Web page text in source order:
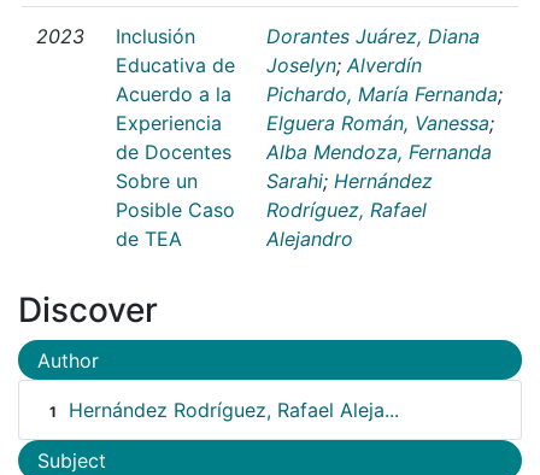
2023
Inclusión
Educativa de
Acuerdo a la
Experiencia
de Docentes
Sobre un
Posible Caso
de TEA
Dorantes Juárez, Diana
Joselyn; Alverdín
Pichardo, María Fernanda;
Elguera Román, Vanessa;
Alba Mendoza, Fernanda
Sarahi; Hernández
Rodríguez, Rafael
Alejandro
Discover
Author
1 Hernández Rodríguez, Rafael Aleja...
Subject